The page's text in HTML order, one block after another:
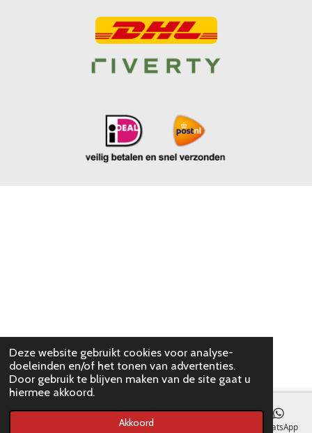
Deze website gebruikt cookies voor analyse-
doeleinden en/of het tonen van advertenties.
Door gebruik te blijven maken van de site gaat u
hiermee akkoord.
Akkoord
E-mailadres WhatsApp